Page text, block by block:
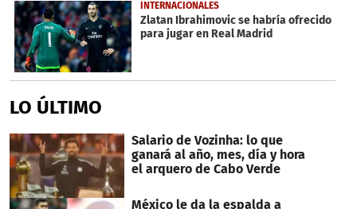
seconds
INTERNACIONALES
Zlatan Ibrahimovic se habría ofrecido
para jugar en Real Madrid
LO ÚLTIMO
Salario de Vozinha: lo que
ganará al año, mes, día y hora
el arquero de Cabo Verde
México le da la espalda a